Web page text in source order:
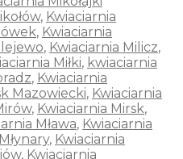
, Kwiaciarnia
, Kwiaciarnia
, Kwiaciarnia Milicz,
Miłki, kwiaciarnia
, Kwiaciarnia
Mazowiecki, Kwiaciarnia
, Kwiaciarnia Mirsk,
Mława, Kwiaciarnia
, Kwiaciarnia
, Kwiaciarnia